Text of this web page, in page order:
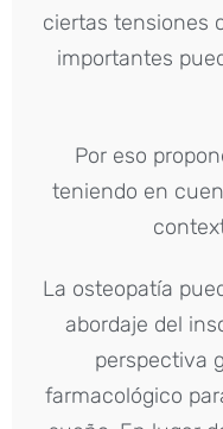
ciertas tensiones
importantes
Por eso
teniendo en
La osteopatía
abordaje del
perspectiva
farmacológico